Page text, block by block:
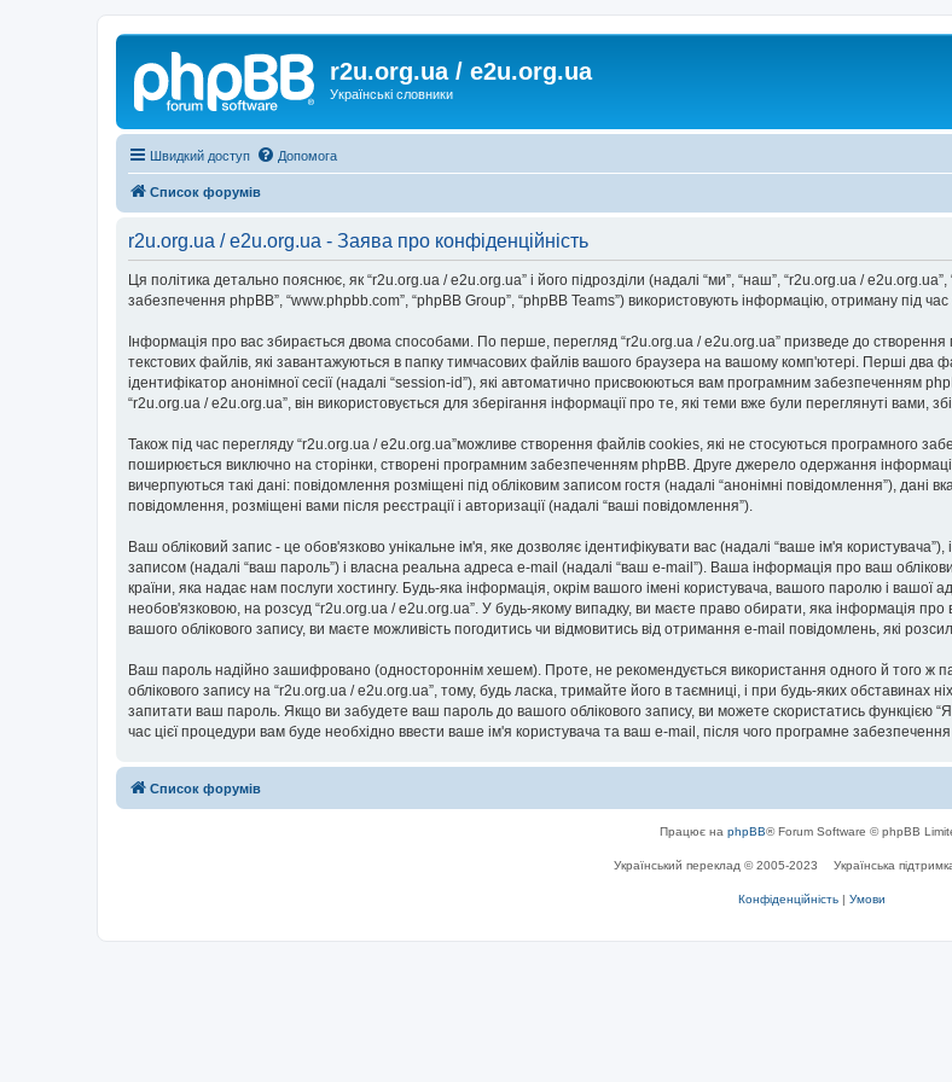
r2u.org.ua / e2u.org.ua
Українські словники
Швидкий доступ Допомога
Список форумів
r2u.org.ua / e2u.org.ua - Заява про конфіденційність
Ця політика детально пояснює, як “r2u.org.ua / e2u.org.ua” і його підрозділи (надалі “ми”, “наш”, “r2u.org.ua / e2u.org.ua”,
забезпечення phpBB”, “www.phpbb.com”, “phpBB Group”, “phpBB Teams”) використовують інформацію, отриману під час
Інформація про вас збирається двома способами. По перше, перегляд “r2u.org.ua / e2u.org.ua” призведе до
текстових файлів, які завантажуються в папку тимчасових файлів вашого браузера на вашому комп'ютері. Перші два
ідентифікатор анонімної сесії (надалі “session-id”), які автоматично присвоюються вам програмним забезпеченням
“r2u.org.ua / e2u.org.ua”, він використовується для зберігання інформації про те, які теми вже були переглянуті вами,
Також під час перегляду “r2u.org.ua / e2u.org.ua”можливе створення файлів cookies, які не стосуються програмного
поширюється виключно на сторінки, створені програмним забезпеченням phpBB. Друге джерело одержання
вичерпуються такі дані: повідомлення розміщені під обліковим записом гостя (надалі “анонімні повідомлення”), дані
повідомлення, розміщені вами після реєстрації і авторизації (надалі “ваші повідомлення”).
Ваш обліковий запис - це обов'язково унікальне ім'я, яке дозволяє ідентифікувати вас (надалі “ваше ім'я
записом (надалі “ваш пароль”) і власна реальна адреса e-mail (надалі “ваш e-mail”). Ваша інформація про ваш
країни, яка надає нам послуги хостингу. Будь-яка інформація, окрім вашого імені користувача, вашого паролю і
необов'язковою, на розсуд “r2u.org.ua / e2u.org.ua”. У будь-якому випадку, ви маєте право обирати, яка інформація
вашого облікового запису, ви маєте можливість погодитись чи відмовитись від отримання e-mail повідомлень, які
Ваш пароль надійно зашифровано (одностороннім хешем). Проте, не рекомендується використання одного й того ж
облікового запису на “r2u.org.ua / e2u.org.ua”, тому, будь ласка, тримайте його в таємниці, і при будь-яких обставинах
запитати ваш пароль. Якщо ви забудете ваш пароль до вашого облікового запису, ви можете скористатись функцією
час цієї процедури вам буде необхідно ввести ваше ім'я користувача та ваш e-mail, після чого програмне
Список форумів
Працює на phpBB® Forum Software © phpBB
Український переклад © 2005-2023 Українська
Конфіденційність | Умови